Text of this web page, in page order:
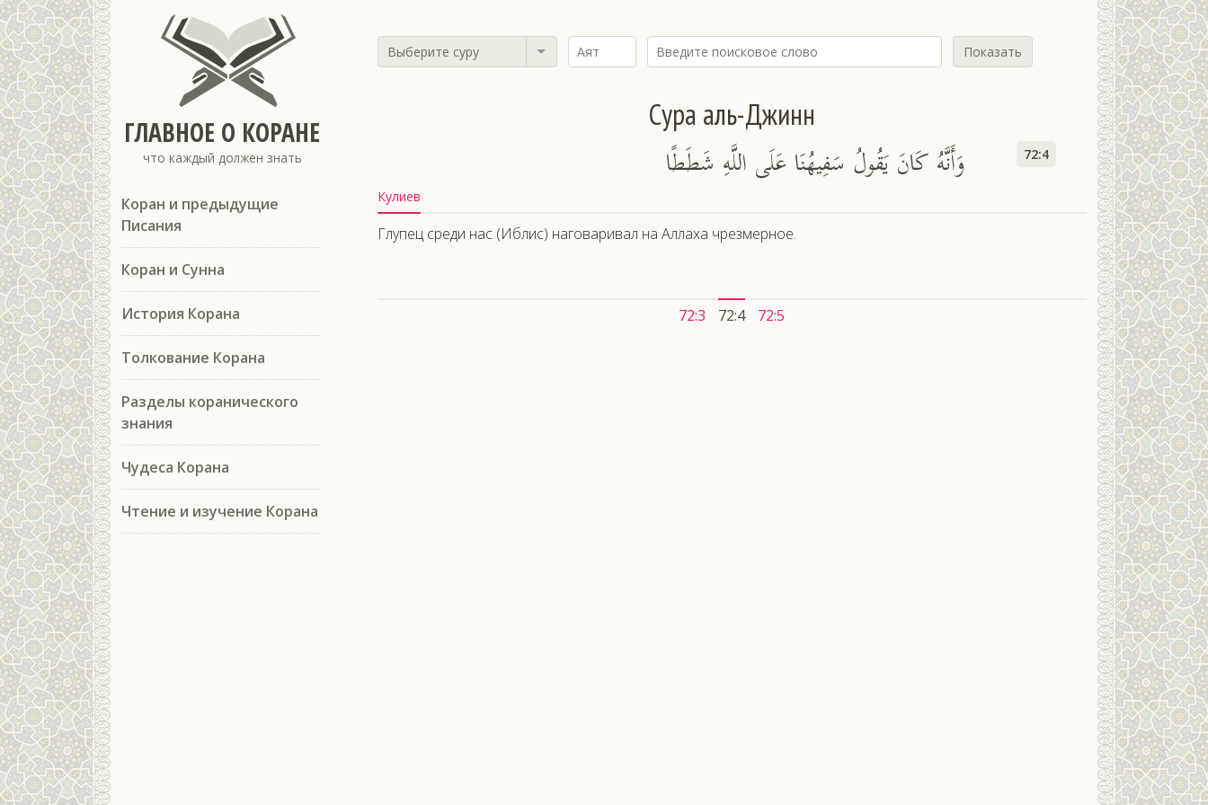
ГЛАВНОЕ О КОРАНЕ
что каждый должен знать
Коран и предыдущие
Писания
Коран и Сунна
История Корана
Толкование Корана
Разделы коранического
знания
Чудеса Корана
Чтение и изучение Корана
Выберите суру Показать
Сура аль-Джинн
وَأَنَّهُ كَانَ يَقُولُ سَفِيهُنَا عَلَى اللَّهِ شَطَطًا 72:4
Кулиев
Глупец среди нас (Иблис) наговаривал на Аллаха чрезмерное.
72:3 72:4 72:5